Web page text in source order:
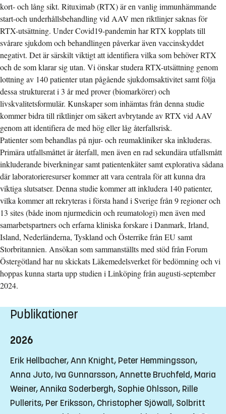
kort- och lång sikt. Rituximab (RTX) är en vanlig immunhämmande
start-och underhållsbehandling vid AAV men riktlinjer saknas för
RTX-utsättning. Under Covid19-pandemin har RTX kopplats till
svårare sjukdom och behandlingen påverkar även vaccinskyddet
negativt. Det är särskilt viktigt att identifiera vilka som behöver RTX
och de som klarar sig utan. Vi önskar studera RTX-utsättning genom
lottning av 140 patienter utan pågående sjukdomsaktivitet samt följa
dessa strukturerat i 3 år med prover (biomarkörer) och
livskvalitetsformulär. Kunskaper som inhämtas från denna studie
kommer bidra till riktlinjer om säkert avbrytande av RTX vid AAV
genom att identifiera de med hög eller låg återfallsrisk.
Patienter som behandlas på njur- och reumakliniker ska inkluderas.
Primära utfallsmåttet är återfall, men även en rad sekundära utfallsmått
inkluderande biverkningar samt patientenkäter samt explorativa sådana
där laboratorieresurser kommer att vara centrala för att kunna dra
viktiga slutsatser. Denna studie kommer att inkludera 140 patienter,
vilka kommer att rekryteras i första hand i Sverige från 9 regioner och
13 sites (både inom njurmedicin och reumatologi) men även med
samarbetspartners och erfarna kliniska forskare i Danmark, Irland,
Island, Nederländerna, Tyskland och Österrike från EU samt
Storbritannien. Ansökan som sammanställts med stöd från Forum
Östergötland har nu skickats Läkemedelsverket för bedömning och vi
hoppas kunna starta upp studien i Linköping från augusti-september
2024.
Publikationer
2026
Erik Hellbacher, Ann Knight, Peter Hemmingsson,
Anna Juto, Iva Gunnarsson, Annette Bruchfeld, Maria
Weiner, Annika Soderbergh, Sophie Ohlsson, Rille
Pullerits, Per Eriksson, Christopher Sjöwall, Solbritt